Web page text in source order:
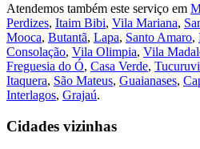
Atendemos também este serviço em
Perdizes, Itaim Bibi, Vila Mariana,
Mooca, Butantã, Lapa, Santo Amaro,
Consolação, Vila Olimpia, Vila
Freguesia do Ó, Casa Verde, Tucuruvi
Itaquera, São Mateus, Guaianases,
Interlagos, Grajaú.
Cidades vizinhas